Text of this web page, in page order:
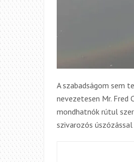
A szabadságom sem
nevezetesen Mr. Fred
mondhatnók rútul
szivarozós